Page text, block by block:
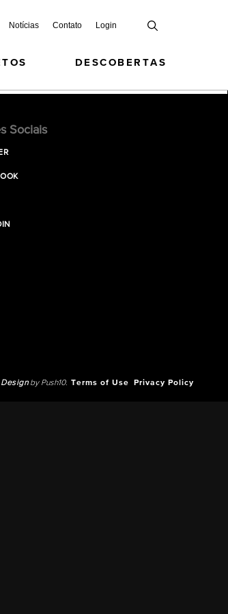
Notícias Contato Login
DESCOBERTAS
Sociais
by Push10. Terms of Use Privacy Policy